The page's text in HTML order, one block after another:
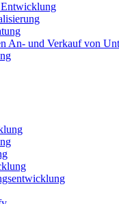
An- und Verkauf von